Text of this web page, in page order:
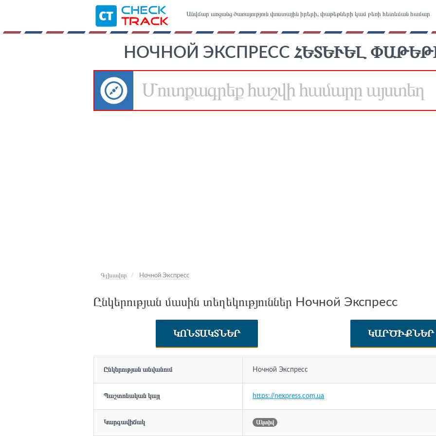
Անվճար առցանց ծառայություն փոստային իրերի, փաթեթների կամ բեռի հետևման համար
НОЧНОЙ ЭКСПРЕСС ՀԵՏԵՒԵԼ
Գլխավոր Ночной Экспресс
Ընկերության մասին տեղեկություններ Ночной Экспресс
ԿՈՆՏԱԿՏՆԵՐ ԿԱՐԾԻՔՆԵՐ
Ընկերության անվանում Ночной Экспресс
Պաշտոնական կայլ https://nexpress.com.ua
Կարգավիճակ Ակտիվ